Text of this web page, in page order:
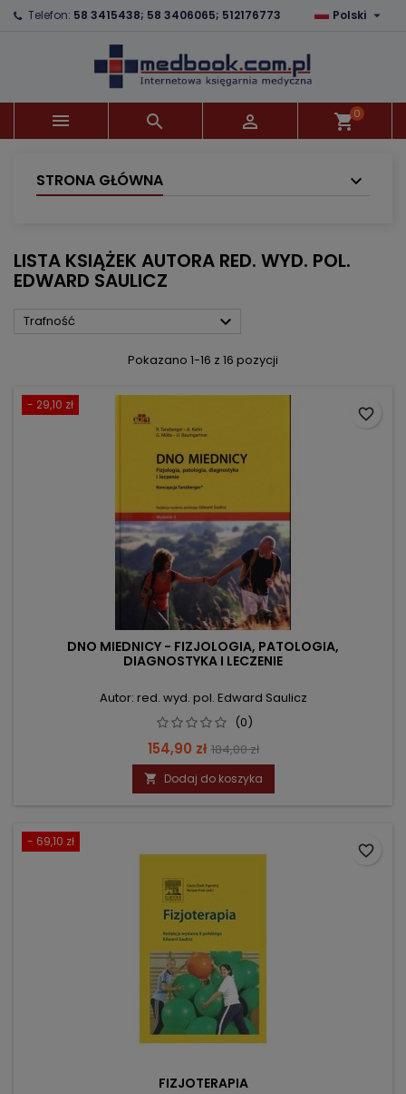
Telefon: 58 3415438; 58 3406065; 512176773 Polski 
   shopping_cart0
STRONA GŁÓWNA
LISTA KSIĄŻEK AUTORA RED. WYD. POL.
EDWARD SAULICZ
Trafność 
Pokazano 1-16 z 16 pozycji
- 29,10 zł
DNO MIEDNICY - FIZJOLOGIA, PATOLOGIA,
DIAGNOSTYKA I LECZENIE
Autor: red. wyd. pol. Edward Saulicz
(0)
Cena
154,90 zł Cena
podstawowa
184,00 zł
 Dodaj do koszyka
favorite_border
- 69,10 zł
FIZJOTERAPIA
favorite_border
×
Utwórz nową listę
×
((confirmMessage))
((cancelText)) ((modalDeleteText))
×
Nazwa listy życzeń
Utwórz listę życzeń
×
Musisz być zalogowany by zapisać produkty na
swojej liście życzeń.